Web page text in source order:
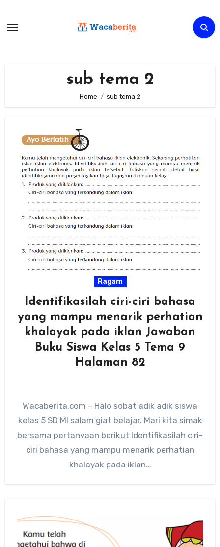
content
sub tema 2
Home sub tema 2
Ragam
Identifikasilah ciri-ciri bahasa
yang mampu menarik perhatian
khalayak pada iklan Jawaban
Buku Siswa Kelas 5 Tema 9
Halaman 82
Wacaberita.com – Halo sobat adik adik siswa
kelas 5 SD MI salam giat belajar. Mari kita simak
bersama pertanyaan berikut Identifikasilah ciri-
ciri bahasa yang mampu menarik perhatian
khalayak pada iklan…